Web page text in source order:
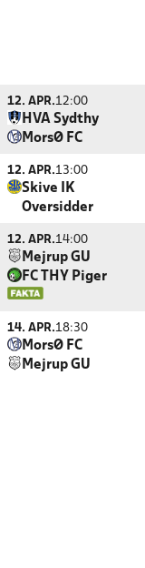
12. APR.12:00
HVA Sydthy
MorsØ FC
12. APR.13:00
Skive IK
Oversidder
12. APR.14:00
Mejrup GU
FC THY Piger
14. APR.18:30
MorsØ FC
Mejrup GU